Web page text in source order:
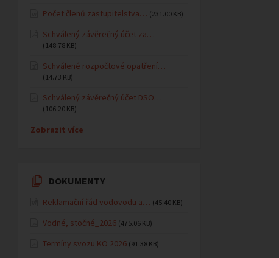
Počet členů zastupitelstva… (231.00 KB)
Schválený závěrečný účet za…
(148.78 KB)
Schválené rozpočtové opatření…
(14.73 KB)
Schválený závěrečný účet DSO…
(106.20 KB)
Zobrazit více
DOKUMENTY
Reklamační řád vodovodu a… (45.40 KB)
Vodné, stočné_2026 (475.06 KB)
Termíny svozu KO 2026 (91.38 KB)